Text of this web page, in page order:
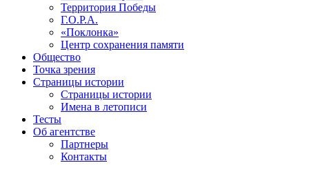
Территория Победы
Г.О.Р.А.
«Поклонка»
Центр сохранения памяти
Общество
Точка зрения
Страницы истории
Страницы истории
Имена в летописи
Тесты
Об агентстве
Партнеры
Контакты